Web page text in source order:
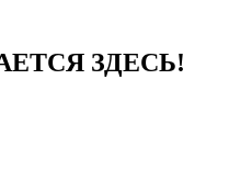
ЗДЕСЬ!